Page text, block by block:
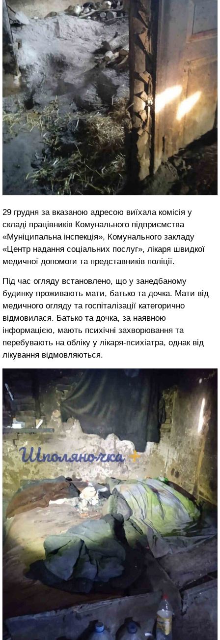
29 грудня за вказаною адресою виїхала комісія у
складі працівників Комунального підприємства
«Муніципальна інспекція», Комунального закладу
«Центр надання соціальних послуг», лікаря швидкої
медичної допомоги та представників поліції.
Під час огляду встановлено, що у занедбаному
будинку проживають мати, батько та дочка. Мати від
медичного огляду та госпіталізації категорично
відмовилася. Батько та дочка, за наявною
інформацією, мають психічні захворювання та
перебувають на обліку у лікаря-психіатра, однак від
лікування відмовляються.